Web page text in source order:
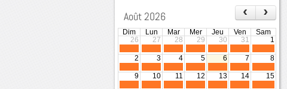
Août 2026 ‹ ›
Dim Lun Mar Mer Jeu Ven
Sam
26
27 28 29 30 31 1
2 3 4 5 6 7 8
9 10 11 12 13 14 15